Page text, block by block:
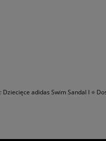
adidas Swim Sandal I ⭐